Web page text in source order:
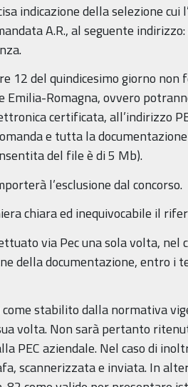
indicazione della selezione
A.R., al seguente
12 del quindicesimo giorno
Romagna, ovvero
certificata, all’indirizzo
e tutta la
del file è di 5 Mb).
l’esclusione dal concorso.
chiara ed inequivocabile il
via Pec una sola volta, nel
della documentazione,
stabilito dalla normativa
volta. Non sarà pertanto
PEC aziendale. Nel caso di
scannerizzata e inviata. In